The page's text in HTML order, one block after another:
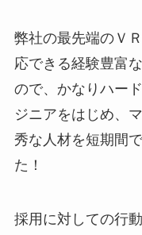
弊社の最先端のＶ
応できる経験豊富
ので、かなりハー
ジニアをはじめ、
秀な人材を短期間
た！
採用に対しての行